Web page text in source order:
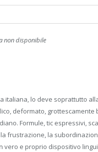
non disponibile
italiana, lo deve soprattutto
deformato,
Formule, tic espressivi,
frustrazione, la
e proprio dispositivo